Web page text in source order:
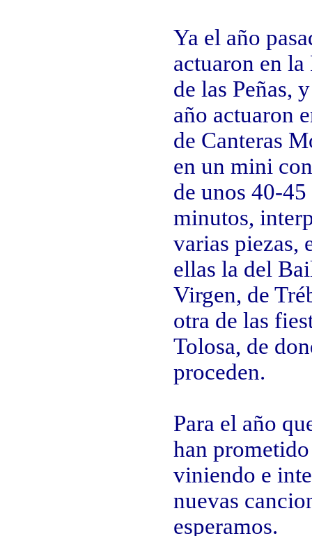
Ya el año
actuaron en la
de las Peñas,
año actuaron
de Canteras
en un mini
de unos 40-45
minutos,
varias piezas,
ellas la del
Virgen, de
otra de las
Tolosa, de
proceden.
Para el año
han
viniendo e
nuevas
esperamos.